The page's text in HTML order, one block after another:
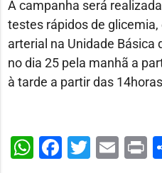
A campanha será
testes rápidos de
arterial na Unidade Básica
no dia 25 pela manhã a
à tarde a partir das
WhatsApp
Facebook
Twitter